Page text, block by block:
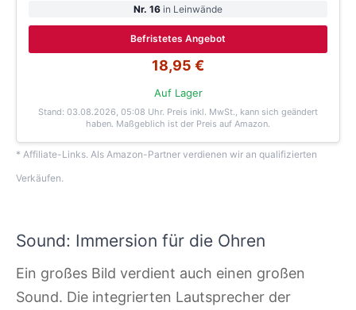
Nr. 16 in Leinwände
Befristetes Angebot
18,95 €
Auf Lager
Stand: 03.08.2026, 05:08 Uhr. Preis inkl. MwSt., kann sich geändert
haben. Maßgeblich ist der Preis auf Amazon.
* Affiliate-Links. Als Amazon-Partner verdienen wir an qualifizierten
Verkäufen.
Sound: Immersion für die Ohren
Ein großes Bild verdient auch einen großen
Sound. Die integrierten Lautsprecher der